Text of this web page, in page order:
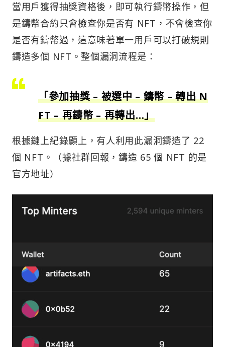
當用戶獲得抽獎資格後，即可執行鑄幣操作，但
是鑄幣合約只會檢查你是否有 NFT，不會檢查你
是否有鑄幣過，這意味著單一用戶可以打破規則
鑄造多個 NFT。整個漏洞流程是：
「參加抽獎 – 被選中 – 鑄幣 – 轉出 N
FT – 再鑄幣 – 再轉出…」
根據鏈上紀錄顯上，有人利用此漏洞鑄造了 22
個 NFT。（據社群回報，鑄造 65 個 NFT 的是
官方地址）